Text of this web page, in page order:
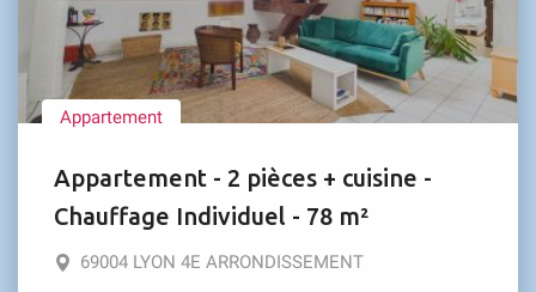
Appartement
Appartement - 2 pièces + cuisine -
Chauffage Individuel - 78 m²
69004 LYON 4E ARRONDISSEMENT